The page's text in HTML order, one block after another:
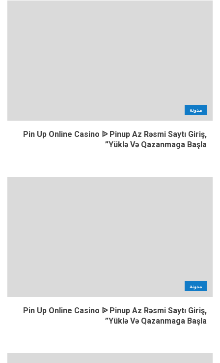
مدونة
Pin Up Online Casino ᐉ Pinup Az Rəsmi Saytı Giriş,
Yüklə Və Qazanmaga Başla”
مدونة
Pin Up Online Casino ᐉ Pinup Az Rəsmi Saytı Giriş,
Yüklə Və Qazanmaga Başla”